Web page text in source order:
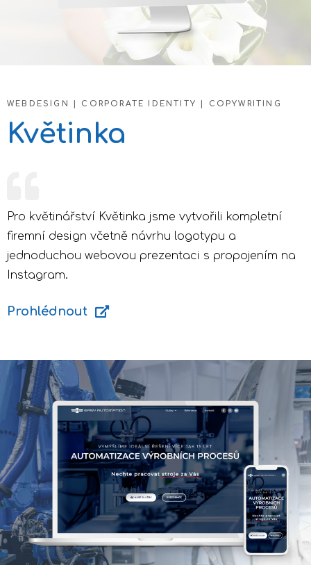
WEBDESIGN | CORPORATE IDENTITY | COPYWRITING
Květinka
Pro květinářství Květinka jsme vytvořili kompletní
firemní design včetně návrhu logotypu a
jednoduchou webovou prezentaci s propojením na
Instagram.
Prohlédnout